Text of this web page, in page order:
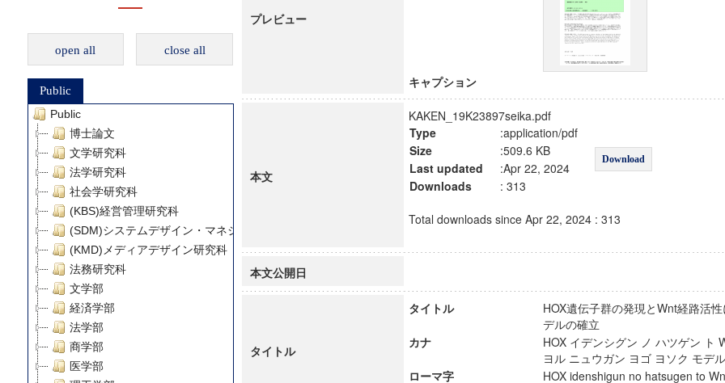
open all close all
Public
Public
博士論文
文学研究科
法学研究科
社会学研究科
(KBS)経営管理研究科
(SDM)システムデザイン・マネジメント研究科
(KMD)メディアデザイン研究科
法務研究科
文学部
経済学部
法学部
商学部
医学部
プレビュー
キャプション
本文
KAKEN_19K23897seika.pdf
Type
:application/pdf
Download
Size
:509.6 KB
Last updated
:Apr 22, 2024
Downloads
: 313
Total downloads since Apr 22, 2024 : 313
本文公開日
タイトル
タイトル
HOX遺伝子群の発現とWnt経路活
デルの確立
カナ
HOX イデンシグン ノ ハツゲン ト
ヨル ニュウガン ヨゴ ヨソク モ
ローマ字
HOX idenshigun no hatsugen to